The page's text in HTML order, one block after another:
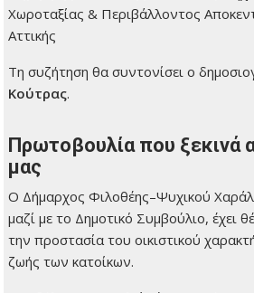
Χωροταξίας & Περιβάλλοντος
Αττικής
Τη συζήτηση θα συντονίσει ο
Κούτρας.
Πρωτοβουλία που ξεκινά
μας
Ο Δήμαρχος Φιλοθέης–Ψυχικού
μαζί με το Δημοτικό Συμβούλιο, έχει
την προστασία του οικιστικού
ζωής των κατοίκων.